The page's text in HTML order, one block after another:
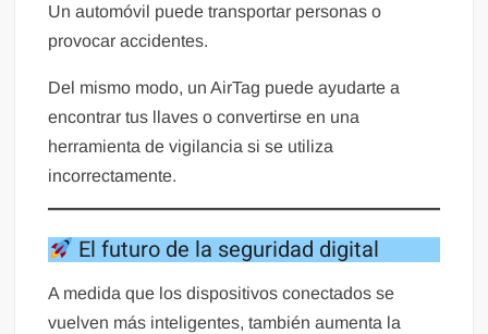
Un automóvil puede transportar personas o
provocar accidentes.
Del mismo modo, un AirTag puede ayudarte a
encontrar tus llaves o convertirse en una
herramienta de vigilancia si se utiliza
incorrectamente.
El futuro de la seguridad digital
A medida que los dispositivos conectados se
vuelven más inteligentes, también aumenta la